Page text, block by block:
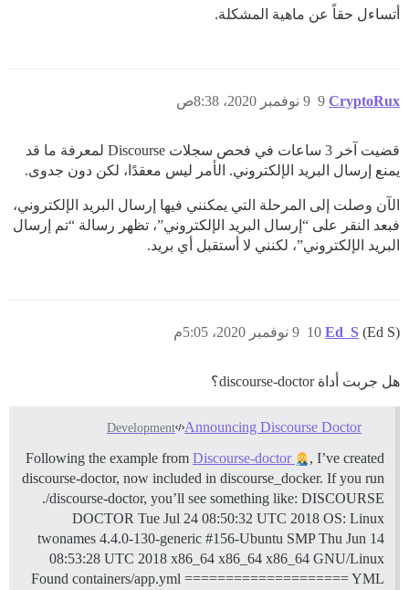
أتساءل حقاً عن ماهية المشكلة.
CryptoRux 9 نوفمبر 2020، 8:38ص 9
قضيت آخر 3 ساعات في فحص سجلات Discourse لمعرفة ما قد
يمنع إرسال البريد الإلكتروني. الأمر ليس معقدًا، لكن دون جدوى.
الآن وصلت إلى المرحلة التي يمكنني فيها إرسال البريد الإلكتروني،
فبعد النقر على “إرسال البريد الإلكتروني”، تظهر رسالة “تم إرسال
البريد الإلكتروني”، لكنني لا أستقبل أي بريد.
Ed_S (Ed S) 9 نوفمبر 2020، 5:05م 10
هل جربت أداة discourse-doctor؟
Announcing Discourse Doctor
Development
Following the example from Discourse-doctor
, I’ve created
discourse-doctor, now included in discourse_docker. If you run
./discourse-doctor, you’ll see something like: DISCOURSE
DOCTOR Tue Jul 24 08:50:32 UTC 2018 OS: Linux
twonames 4.4.0-130-generic #156-Ubuntu SMP Thu Jun 14
08:53:28 UTC 2018 x86_64 x86_64 x86_64 GNU/Linux
Found containers/app.yml ==================== YML